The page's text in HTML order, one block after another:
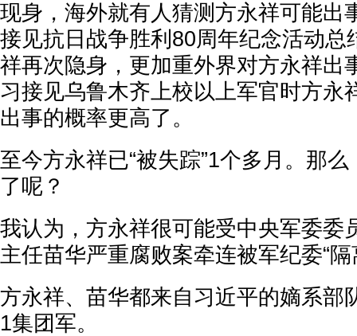
现身，海外就有人猜测方永祥可能出
接见抗日战争胜利80周年纪念活动总
祥再次隐身，更加重外界对方永祥出
习接见乌鲁木齐上校以上军官时方永
出事的概率更高了。
至今方永祥已“被失踪”1个多月。那
了呢？
我认为，方永祥很可能受中央军委委
主任苗华严重腐败案牵连被军纪委“隔
方永祥、苗华都来自习近平的嫡系
1集团军。